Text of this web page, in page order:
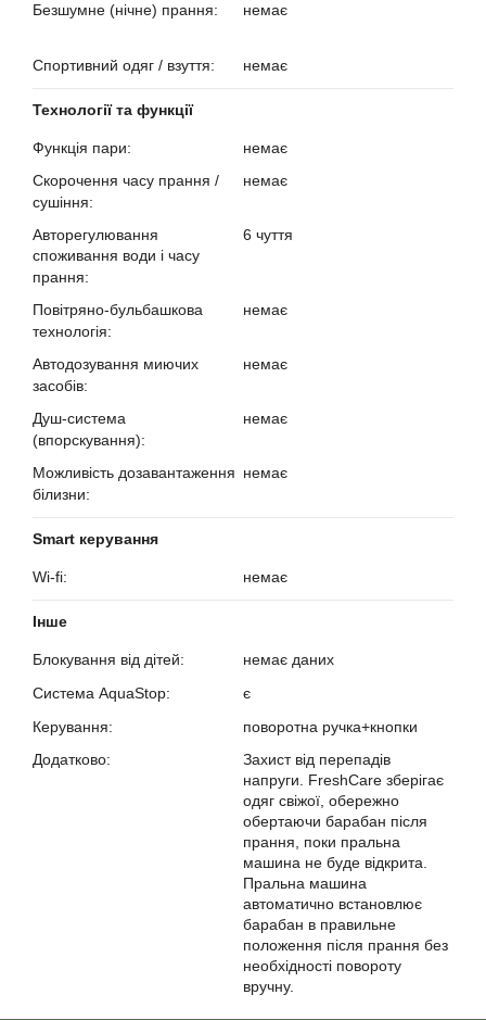
Безшумне (нічне) прання: немає
Спортивний одяг / взуття: немає
Технології та функції
Функція пари:
немає
Скорочення часу прання /
сушіння:
немає
Авторегулювання
споживання води і часу
прання:
6 чуття
Повітряно-бульбашкова
технологія:
немає
Автодозування миючих
засобів:
немає
Душ-система
(впорскування):
немає
Можливість дозавантаження
білизни:
немає
Smart керування
Wi-fi: немає
Інше
Блокування від дітей:
немає даних
Система AquaStop:
є
Керування:
поворотна ручка+кнопки
Додатково:
Захист від перепадів
напруги. FreshCare зберігає
одяг свіжої, обережно
обертаючи барабан після
прання, поки пральна
машина не буде відкрита.
Пральна машина
автоматично встановлює
барабан в правильне
положення після прання без
необхідності повороту
вручну.